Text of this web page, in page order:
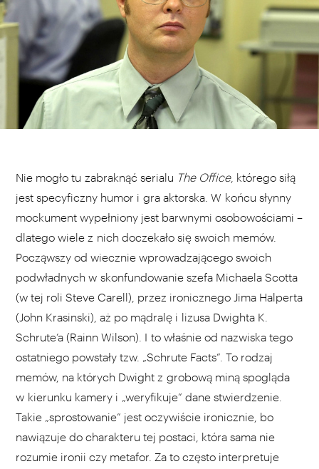
Nie mogło tu zabraknąć serialu The Office, którego siłą
jest specyficzny humor i gra aktorska. W końcu słynny
mockument wypełniony jest barwnymi osobowościami –
dlatego wiele z nich doczekało się swoich memów.
Począwszy od wiecznie wprowadzającego swoich
podwładnych w skonfundowanie szefa Michaela Scotta
(w tej roli Steve Carell), przez ironicznego Jima Halperta
(John Krasinski), aż po mądralę i lizusa Dwighta K.
Schrute’a (Rainn Wilson). I to właśnie od nazwiska tego
ostatniego powstały tzw. „Schrute Facts”. To rodzaj
memów, na których Dwight z grobową miną spogląda
w kierunku kamery i „weryfikuje” dane stwierdzenie.
Takie „sprostowanie” jest oczywiście ironicznie, bo
nawiązuje do charakteru tej postaci, która sama nie
rozumie ironii czy metafor. Za to często interpretuje